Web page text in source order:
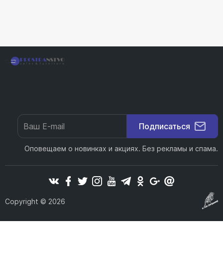
Подписаться
Оповещаем о новинках и акциях. Без рекламы и спама.
Copyright © 2026